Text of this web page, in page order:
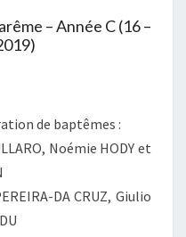
– Année C (16 –
de baptêmes :
Noémie HODY et
DA CRUZ, Giulio